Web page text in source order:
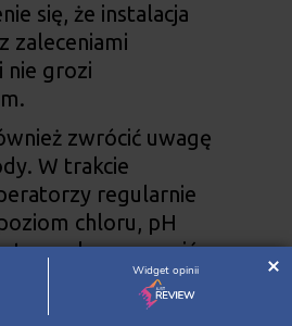
się, że instalacja
zaleceniami
nie grozi
zwrócić uwagę
W trakcie
regularnie
chloru, pH
aby zapewnić
kąpieli. W
Widget opinii